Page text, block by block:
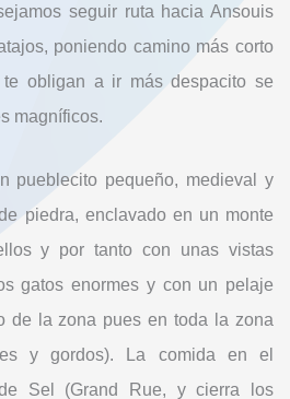
seguir ruta hacia Ansouis
poniendo camino más corto
obligan a ir más despacito se
magníficos.
pueblecito pequeño, medieval y
piedra, enclavado en un monte
y por tanto con unas vistas
gatos enormes y con un pelaje
de la zona pues en toda la zona
y gordos). La comida en el
Sel (Grand Rue, y cierra los